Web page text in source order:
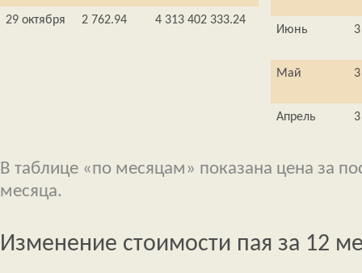
29 октября 2 762.94 4 313 402 333.24
Июнь
Май
Апрель
В таблице «по месяцам» показана цена за
месяца.
Изменение стоимости пая за 12